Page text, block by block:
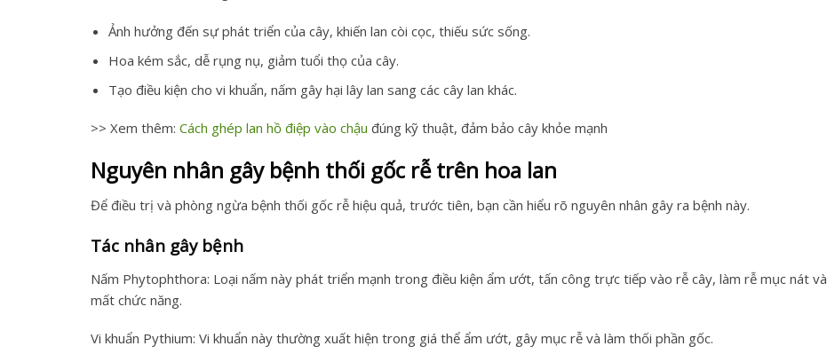
Ảnh hưởng đến sự phát triển của cây, khiến lan còi cọc, thiếu sức sống.
Hoa kém sắc, dễ rụng nụ, giảm tuổi thọ của cây.
Tạo điều kiện cho vi khuẩn, nấm gây hại lây lan sang các cây lan khác.
>> Xem thêm: Cách ghép lan hồ điệp vào chậu đúng kỹ thuật, đảm bảo cây khỏe mạnh
Nguyên nhân gây bệnh thối gốc rễ trên hoa lan
Để điều trị và phòng ngừa bệnh thối gốc rễ hiệu quả, trước tiên, bạn cần hiểu rõ nguyên nhân gây ra bệnh này.
Tác nhân gây bệnh
Nấm Phytophthora: Loại nấm này phát triển mạnh trong điều kiện ẩm ướt, tấn công trực tiếp vào rễ cây, làm rễ mục nát và
mất chức năng.
Vi khuẩn Pythium: Vi khuẩn này thường xuất hiện trong giá thể ẩm ướt, gây mục rễ và làm thối phần gốc.